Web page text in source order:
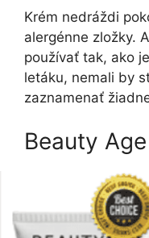
Krém nedráždi
alergénne zložky.
používať tak, ako
letáku, nemali by
zaznamenať
Beauty